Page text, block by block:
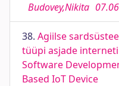
Budovey,Nikita
38. Agiilse
tüüpi asjade
Software
Based IoT Device